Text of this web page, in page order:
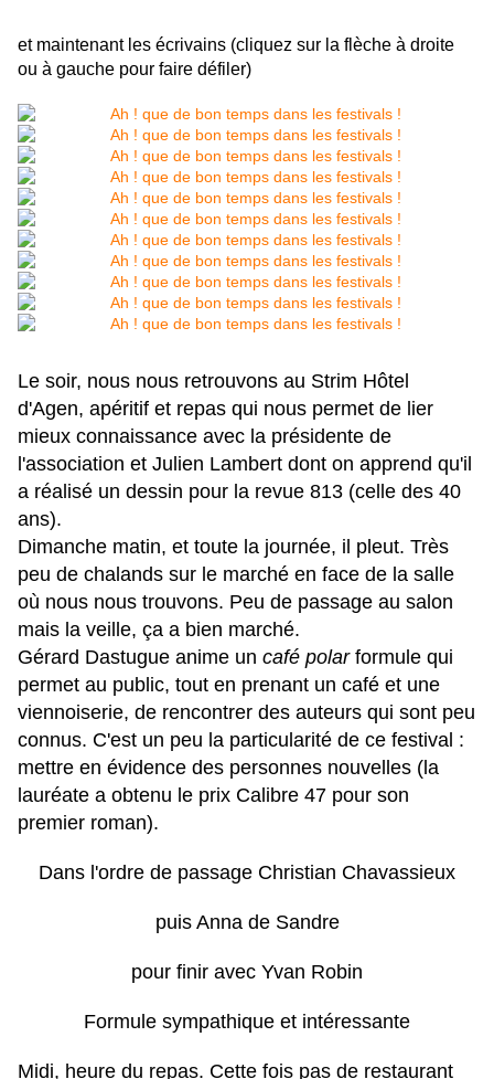
et maintenant les écrivains (cliquez sur la flèche à droite
ou à gauche pour faire défiler)
Le soir, nous nous retrouvons au Strim Hôtel
d'Agen, apéritif et repas qui nous permet de lier
mieux connaissance avec la présidente de
l'association et Julien Lambert dont on apprend qu'il
a réalisé un dessin pour la revue 813 (celle des 40
ans).
Dimanche matin, et toute la journée, il pleut. Très
peu de chalands sur le marché en face de la salle
où nous nous trouvons. Peu de passage au salon
mais la veille, ça a bien marché.
Gérard Dastugue anime un café polarformule qui
permet au public, tout en prenant un café et une
viennoiserie, de rencontrer des auteurs qui sont peu
connus. C'est un peu la particularité de ce festival :
mettre en évidence des personnes nouvelles (la
lauréate a obtenu le prix Calibre 47 pour son
premier roman).
Dans l'ordre de passage Christian Chavassieux
puis Anna de Sandre
pour finir avec Yvan Robin
Formule sympathique et intéressante
Midi, heure du repas. Cette fois pas de restaurant